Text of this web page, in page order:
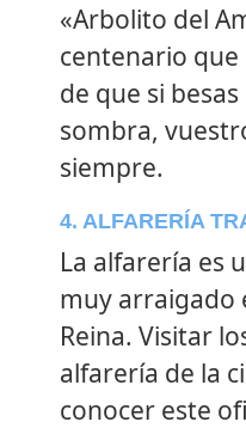
«Arbolito del
centenario que
de que si
sombra,
siempre.
4. ALFARERÍA
La alfarería es
muy arraigado
Reina. Visitar
alfarería de la
conocer este